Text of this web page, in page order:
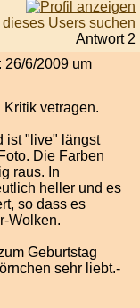
Antwort 2
6/2009 um
vetragen.
ist "live" längst
Die Farben
raus. In
heller und es
so dass es
Wolken.
Geburtstag
sehr liebt.-